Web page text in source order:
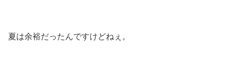
夏は余裕だったんですけどねぇ。